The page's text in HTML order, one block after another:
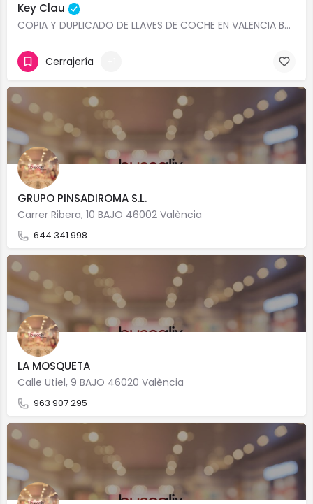
Key Clau
COPIA Y DUPLICADO DE LLAVES DE COCHE EN VALENCIA BARATOS KEY CLAU SERVICIO EXPRESS MULTIMARCA DUPLICADO…
Cerrajería
GRUPO PINSADIROMA S.L.
Carrer Ribera, 10 BAJO 46002 València
644 341 998
LA MOSQUETA
Calle Utiel, 9 BAJO 46020 València
963 907 295